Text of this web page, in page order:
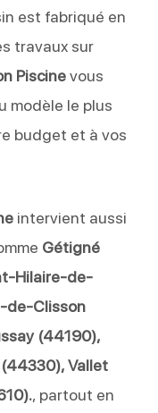
est fabriqué en
travaux sur
Piscinevous
modèle le plus
budget et à vos
intervient aussi
Gétigné
Hilaire-de-
de-Clisson
(44190),
Vallet
, partout en